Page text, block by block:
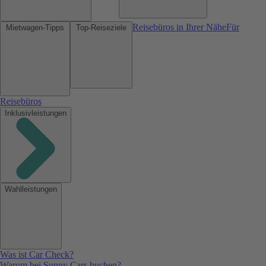
Reisebüros in Ihrer NäheFür
Reisebüros
Inklusivleistungen
Wahlleistungen
Was ist Car Check?